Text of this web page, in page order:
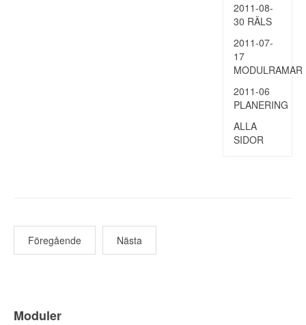
2011-08-
30 RÄLS
2011-07-
17
MODULRAMAR
2011-06
PLANERING
ALLA
SIDOR
Föregående Nästa
Moduler